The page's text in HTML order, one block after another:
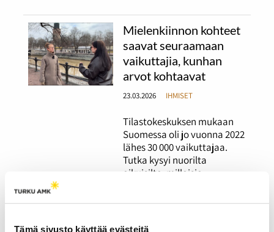
Tämä sivusto käyttää evästeitä
Mielenkiinnon kohteet
saavat seuraamaan
vaikuttajia, kunhan
arvot kohtaavat
23.03.2026 IHMISET
Tilastokeskuksen mukaan
Suomessa oli jo vuonna 2022
lähes 30 000 vaikuttajaa.
Tutka kysyi nuorilta
aikuisilta, millaisia